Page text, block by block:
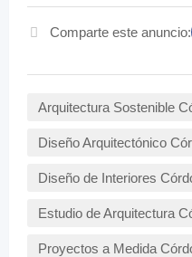
Comparte este anuncio:
Arquitectura Sostenible
Diseño Arquitectónico
Diseño de Interiores
Estudio de Arquitectura
Proyectos a Medida